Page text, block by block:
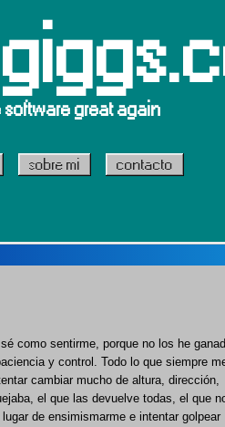
software great again
sobre mi contacto
como sentirme, porque no los he
y control. Todo lo que siempre
cambiar mucho de altura, dirección,
el que las devuelve todas, el que
de ensimismarme e intentar golpear